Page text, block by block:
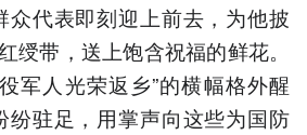
众代表即刻迎上前去，为他披
绶带，送上饱含祝福的鲜花。
军人光荣返乡”的横幅格外醒
纷驻足，用掌声向这些为国防